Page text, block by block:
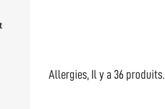
Allergies, Il y a 36 produits.